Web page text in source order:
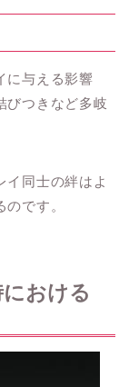
に与える影響
びつきなど多岐
イ同士の絆はよ
です。
おける